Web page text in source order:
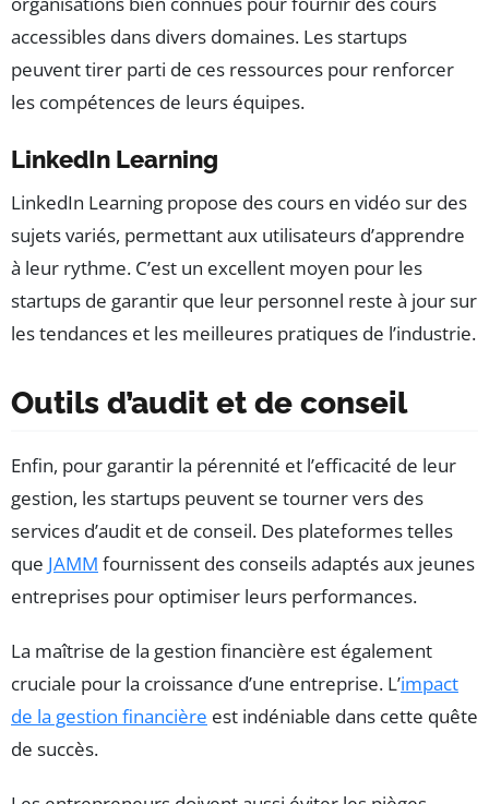
accessibles dans divers domaines. Les startups
peuvent tirer parti de ces ressources pour renforcer
les compétences de leurs équipes.
LinkedIn Learning
LinkedIn Learning propose des cours en vidéo sur des
sujets variés, permettant aux utilisateurs d’apprendre
à leur rythme. C’est un excellent moyen pour les
startups de garantir que leur personnel reste à jour sur
les tendances et les meilleures pratiques de l’industrie.
Outils d’audit et de conseil
Enfin, pour garantir la pérennité et l’efficacité de leur
gestion, les startups peuvent se tourner vers des
services d’audit et de conseil. Des plateformes telles
que JAMM fournissent des conseils adaptés aux jeunes
entreprises pour optimiser leurs performances.
La maîtrise de la gestion financière est également
cruciale pour la croissance d’une entreprise. L’impact
de la gestion financière est indéniable dans cette quête
de succès.